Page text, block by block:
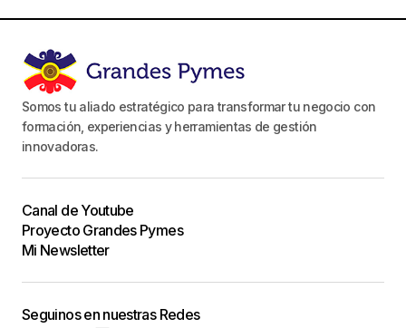
Somos tu aliado estratégico para transformar tu negocio con
formación, experiencias y herramientas de gestión
innovadoras.
Canal de Youtube
Proyecto Grandes Pymes
Mi Newsletter
Seguinos en nuestras Redes